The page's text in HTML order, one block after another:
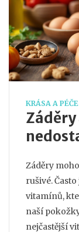
KRÁSA A
Záděry
rušivé.
vitamínů,
naší
nejčastější